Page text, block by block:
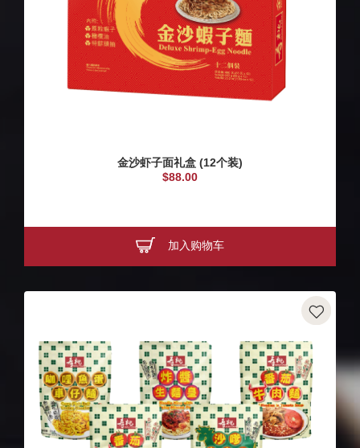
金沙虾子面礼盒 (12个装)
$88.00
加入购物车